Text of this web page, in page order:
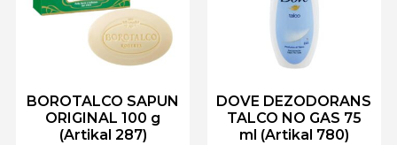
BOROTALCO SAPUN
ORIGINAL 100 g
(Artikal 287)
DOVE DEZODORANS
TALCO NO GAS 75
ml (Artikal 780)